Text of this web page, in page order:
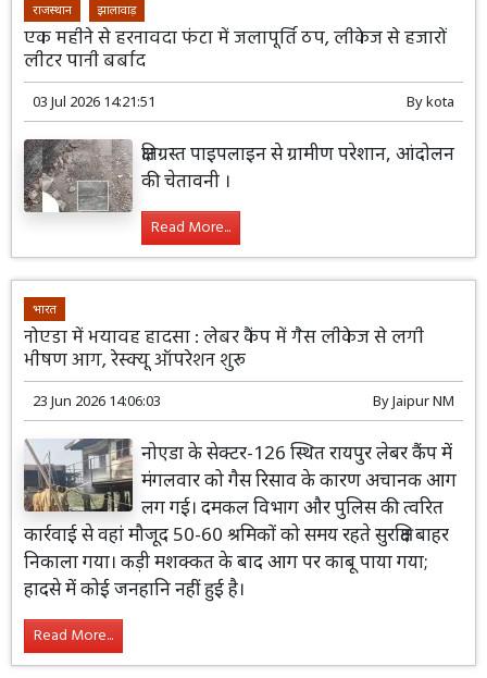
राजस्थान झालावाड़
एक महीने से हरनावदा फंटा में जलापूर्ति ठप, लीकेज से हजारों
लीटर पानी बर्बाद
03 Jul 2026 14:21:51 Bykota
क्षतिग्रस्त पाइपलाइन से ग्रामीण परेशान, आंदोलन
की चेतावनी ।
Read More...
भारत
नोएडा में भयावह हादसा : लेबर कैंप में गैस लीकेज से लगी
भीषण आग, रेस्क्यू ऑपरेशन शुरू
23 Jun 2026 14:06:03 ByJaipur NM
नोएडा के सेक्टर-126 स्थित रायपुर लेबर कैंप में
मंगलवार को गैस रिसाव के कारण अचानक आग
लग गई। दमकल विभाग और पुलिस की त्वरित
कार्रवाई से वहां मौजूद 50-60 श्रमिकों को समय रहते सुरक्षित बाहर
निकाला गया। कड़ी मशक्कत के बाद आग पर काबू पाया गया;
हादसे में कोई जनहानि नहीं हुई है।
Read More...